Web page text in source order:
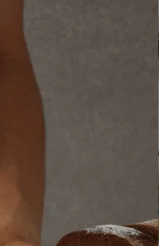
感謝Mys旅人誌 推薦